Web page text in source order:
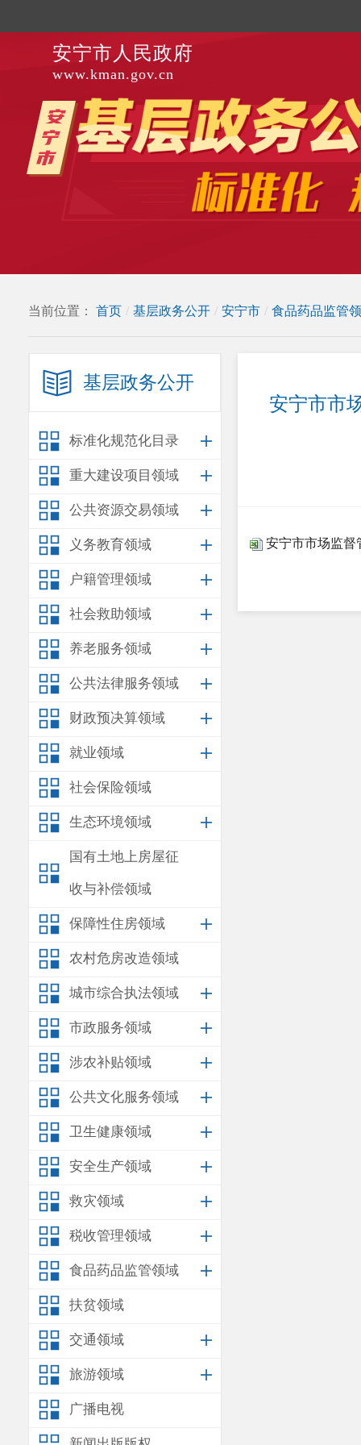
安宁市人民政府
www.kman.gov.cn
当前位置： 首页 / 基层政务公开 / 安宁市 / 食品药品监管
基层政务公开
标准化规范化目录
重大建设项目领域
公共资源交易领域
义务教育领域
户籍管理领域
社会救助领域
养老服务领域
公共法律服务领域
财政预决算领域
就业领域
社会保险领域
生态环境领域
国有土地上房屋征
收与补偿领域
保障性住房领域
农村危房改造领域
城市综合执法领域
市政服务领域
涉农补贴领域
公共文化服务领域
卫生健康领域
安全生产领域
救灾领域
税收管理领域
食品药品监管领域
扶贫领域
交通领域
旅游领域
广播电视
安宁市市
安宁市市场监督